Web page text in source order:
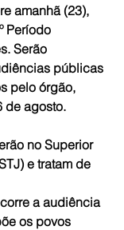
amanhã (23),
Período
Serão
públicas
pelo órgão,
de agosto.
no Superior
e tratam de
a audiência
os povos